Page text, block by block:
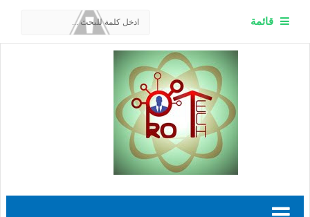
قائمة